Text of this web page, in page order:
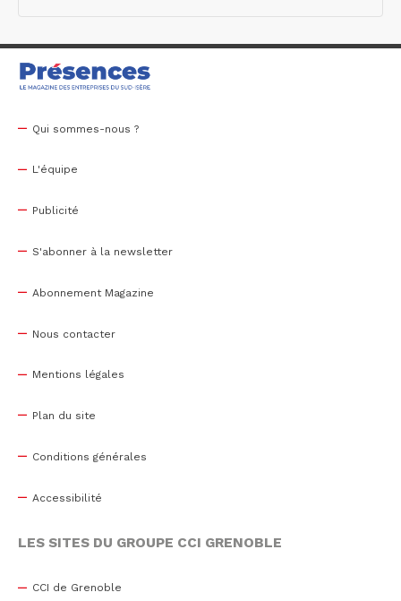
Qui sommes-nous ?
L'équipe
Publicité
S'abonner à la newsletter
Abonnement Magazine
Nous contacter
Mentions légales
Plan du site
Conditions générales
Accessibilité
LES SITES DU GROUPE CCI GRENOBLE
CCI de Grenoble